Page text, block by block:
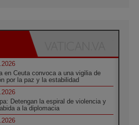
en Ceuta convoca a una vigilia de
por la paz y la estabilidad
Detengan la espiral de violencia y
a la diplomacia